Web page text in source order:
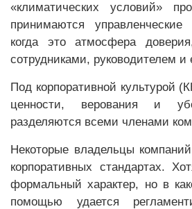
«климатических условий»
принимаются
когда это атмосфера
сотрудниками, руководителем
Под корпоративной культурой
ценности, верования и
разделяются всеми членами
Некоторые владельцы
корпоративных стандартах.
формальный характер, но в
помощью удается